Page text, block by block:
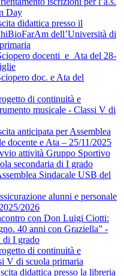
Day
didattica presso il
dell’Università di
docenti_e_Ata del 28-
doc. e Ata del
di continuità e
musicale - Classi V di
anticipata per Assemblea
docente e Ata – 25/11/2025
attività Gruppo Sportivo
secondaria di I grado
Sindacale USB del
alunni e personale
2026
con Don Luigi Ciotti:
40 anni con Graziella” -
di I grado
di continuità e
V di scuola primaria
didattica presso la libreria